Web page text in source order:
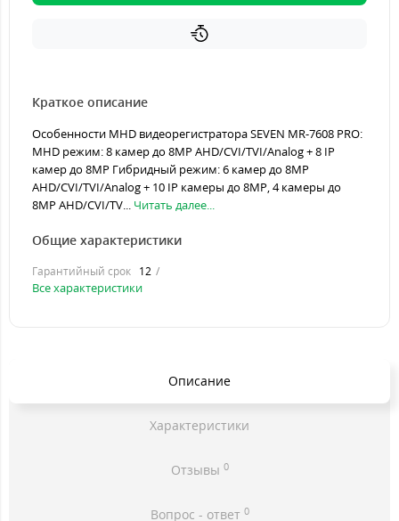
Краткое описание
Особенности MHD видеорегистратора SEVEN MR-7608 PRO:
MHD режим: 8 камер до 8MP AHD/CVI/TVI/Analog + 8 IP
камер до 8MP Гибридный режим: 6 камер до 8MP
AHD/CVI/TVI/Analog + 10 IP камеры до 8MP, 4 камеры до
8MP AHD/CVI/TV... Читать далее...
Общие характеристики
Гарантийный срок 12
Все характеристики
Описание
Характеристики
Отзывы 0
Вопрос - ответ 0